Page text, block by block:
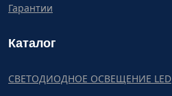
Гарантии
Каталог
СВЕТОДИОДНОЕ ОСВЕЩЕНИЕ LED